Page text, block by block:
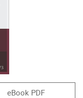
eBook PDF